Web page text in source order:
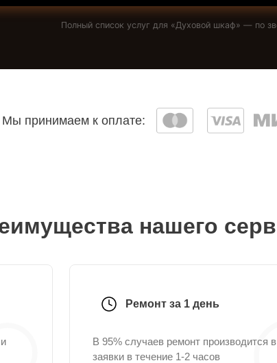
Полный список услуг для «Духовой шкаф» — по
Мы принимаем к оплате:
нашего
Ремонт за 1 день
В 95% случаев ремонт производится
заявки в течение 1-2 часов